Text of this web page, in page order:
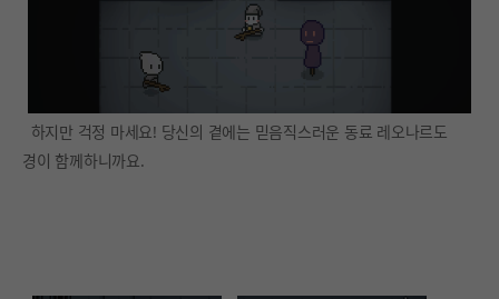
하지만 걱정 마세요! 당신의 곁에는 믿음직스러운 동료 레오나르도
경이 함께하니까요.